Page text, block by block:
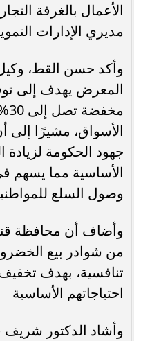
الأعمال بالغرفة
مديري الإدارات
وأكد حسن القط، وكيل
المعرض يهدف إلى
الأسواق، مشيرًا
جهود الحكومة
الأساسية مما يسهم
وصول السلع
وأضاف أن محافظة
من شوادر بيع
تنافسية، بهدف تخفيف
احتياجاتهم الأساسية
وأشاد الدكتور شريف